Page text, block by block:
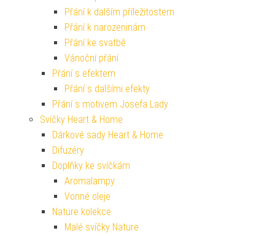
Přání k dalším příležitostem
Přání k narozeninám
Přání ke svatbě
Vánoční přání
Přání s efektem
Přání s dalšími efekty
Přání s motivem Josefa Lady
Svíčky Heart & Home
Dárkové sady Heart & Home
Difuzéry
Doplňky ke svíčkám
Aromalampy
Vonné oleje
Nature kolekce
Malé svíčky Nature